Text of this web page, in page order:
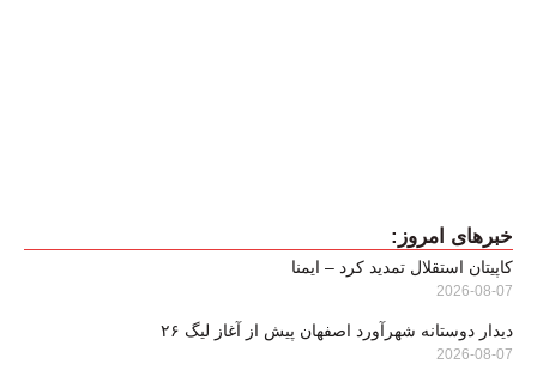
خبرهای امروز:
کاپیتان استقلال تمدید کرد – ایمنا
2026-08-07
دیدار دوستانه شهرآورد اصفهان پیش از آغاز لیگ ۲۶
2026-08-07